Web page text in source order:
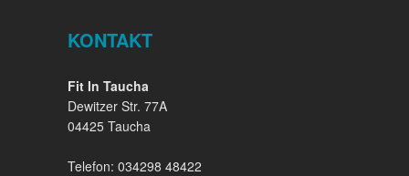
KONTAKT
Fit In Taucha
Dewitzer Str. 77A
04425 Taucha
Telefon: 034298 48422